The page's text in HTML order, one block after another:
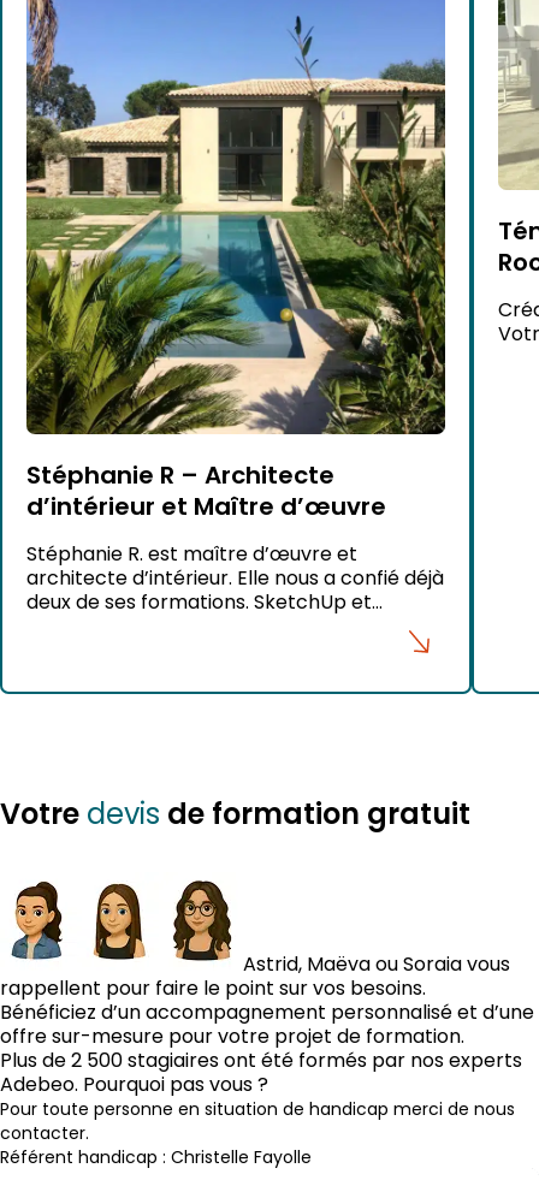
Stéphanie R – Architecte
d’intérieur et Maître d’œuvre
Stéphanie R. est maître d’œuvre et
architecte d’intérieur. Elle nous a confié déjà
deux de ses formations. SketchUp et
Votre devis de formation gratuit
Astrid, Maëva ou Soraia vous
rappellent pour faire le point sur vos besoins.
Bénéficiez d’un accompagnement personnalisé et d’une
offre sur-mesure pour votre projet de formation.
Plus de 2 500 stagiaires ont été formés par nos experts
Adebeo. Pourquoi pas vous ?
Pour toute personne en situation de handicap merci de nous
contacter.
Référent handicap : Christelle Fayolle